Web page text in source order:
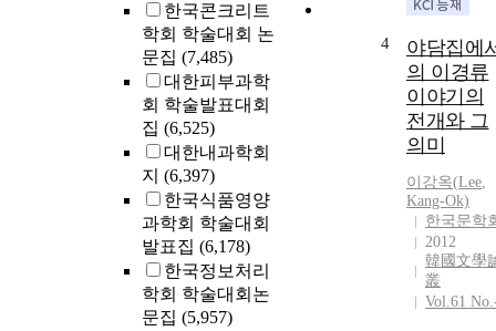
한국콘크리트
학회 학술대회 논
문집 (7,485)
대한피부과학
회 학술발표대회
집 (6,525)
대한내과학회
지 (6,397)
한국식품영양
과학회 학술대회
발표집 (6,178)
한국정보처리
학회 학술대회논
문집 (5,957)
4
야담집에
의 이경류
이야기의
전개와 그
의미
이강옥(Lee,
Kang-Ok)
한국문학
2012
韓國文學
叢
Vol.61